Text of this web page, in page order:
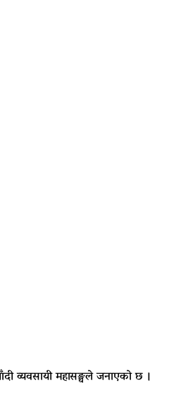
व्यवसायी महासङ्घले जनाएको छ ।